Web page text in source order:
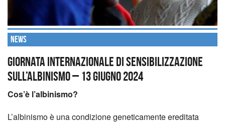
News
Giornata internazionale di sensibilizzazione
sull’albinismo – 13 giugno 2024
Cos’è l’albinismo?
L’albinismo è una condizione geneticamente ereditata